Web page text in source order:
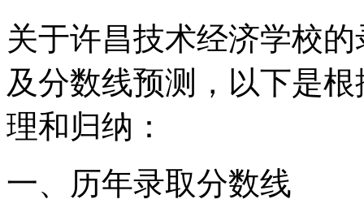
关于许昌技术经济学校
及分数线预测，以下是
理和归纳：
一、历年录取分数线